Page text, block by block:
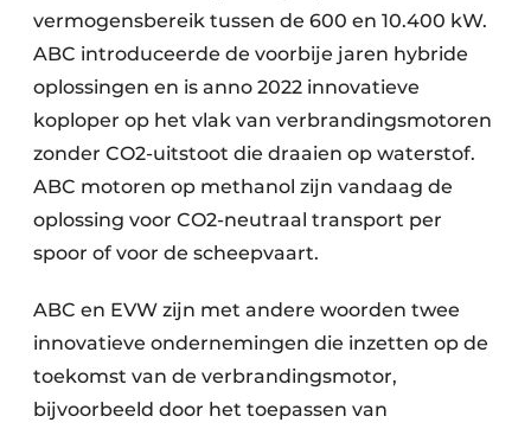
vermogensbereik tussen de 600 en 10.400 kW.
ABC introduceerde de voorbije jaren hybride
oplossingen en is anno 2022 innovatieve
koploper op het vlak van verbrandingsmotoren
zonder CO2-uitstoot die draaien op waterstof.
ABC motoren op methanol zijn vandaag de
oplossing voor CO2-neutraal transport per
spoor of voor de scheepvaart.
ABC en EVW zijn met andere woorden twee
innovatieve ondernemingen die inzetten op de
toekomst van de verbrandingsmotor,
bijvoorbeeld door het toepassen van